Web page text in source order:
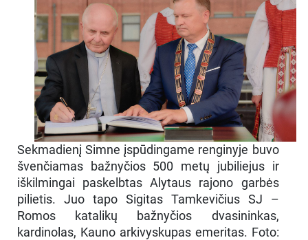
Sekmadienį Simne įspūdingame renginyje buvo
švenčiamas bažnyčios 500 metų jubiliejus ir
iškilmingai paskelbtas Alytaus rajono garbės
pilietis. Juo tapo Sigitas Tamkevičius SJ –
Romos katalikų bažnyčios dvasininkas,
kardinolas, Kauno arkivyskupas emeritas. Foto: